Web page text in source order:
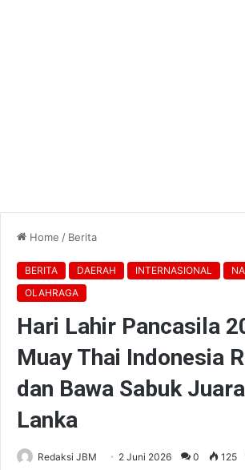
Home / Berita
BERITA DAERAH INTERNASIONAL
OLAHRAGA
Hari Lahir Pancasila
Muay Thai Indonesia
dan Bawa Sabuk
Lanka
Redaksi JBM 2 Juni 2026 0 125